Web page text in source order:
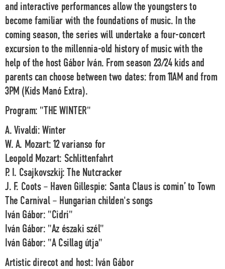
and interactive performances allow the youngsters to
become familiar with the foundations of music. In the
coming season, the series will undertake a four-concert
excursion to the millennia-old history of music with the
help of the host Gábor Iván. From season 23/24 kids and
parents can choose between two dates: from 11AM and from
3PM (Kids Manó Extra).
Program: "THE WINTER"
A. Vivaldi: Winter
W. A. Mozart: 12 varianso for
Leopold Mozart: Schlittenfahrt
P. I. Csajkovszkij: The Nutcracker
J. F. Coots – Haven Gillespie: Santa Claus is comin’ to Town
The Carnival – Hungarian childen's songs
Iván Gábor: "Cidri"
Iván Gábor: "Az északi szél"
Iván Gábor: "A Csillag útja"
Artistic direcot and host: Iván Gábor